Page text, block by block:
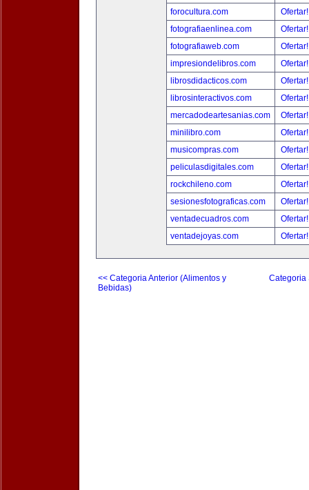
forocultura.com
fotografiaenlinea.com
fotografiaweb.com
impresiondelibros.com
librosdidacticos.com
librosinteractivos.com
mercadodeartesanias.com
minilibro.com
musicompras.com
peliculasdigitales.com
rockchileno.com
sesionesfotograficas.com
ventadecuadros.com
ventadejoyas.com
<< Categoria Anterior (Alimentos y
Bebidas)
Categoria